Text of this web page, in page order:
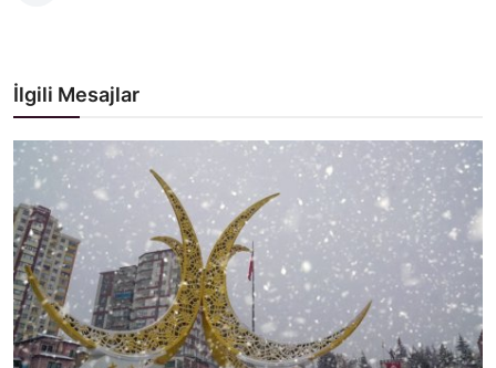
İlgili Mesajlar